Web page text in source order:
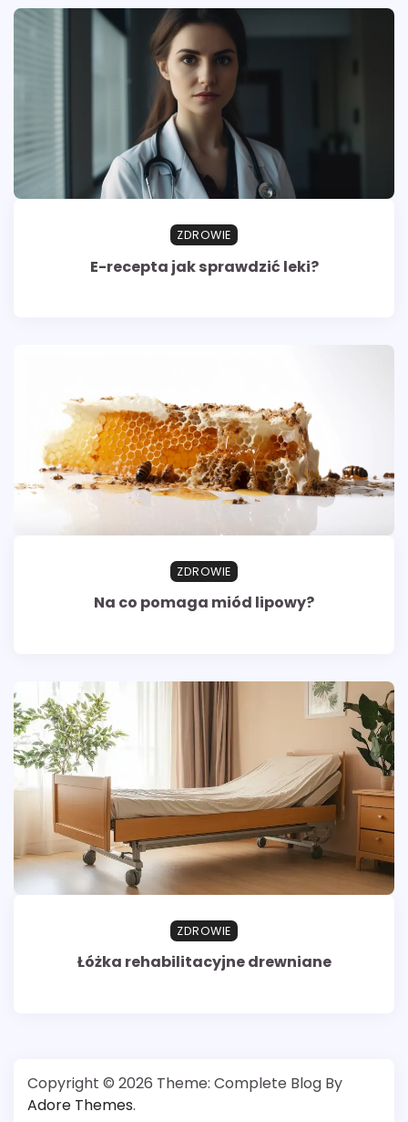
ZDROWIE
E-recepta jak sprawdzić leki?
ZDROWIE
Na co pomaga miód lipowy?
ZDROWIE
Łóżka rehabilitacyjne drewniane
Copyright © 2026 Theme: Complete Blog By
Adore Themes.